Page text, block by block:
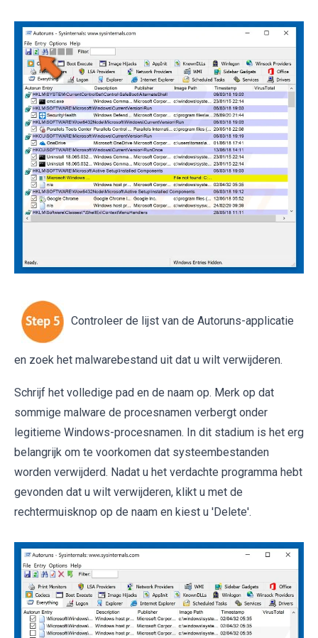
Controleer de lijst van de Autoruns-applicatie
en zoek het malwarebestand uit dat u wilt verwijderen.
Schrijf het volledige pad en de naam op. Merk op dat
sommige malware de procesnamen verbergt onder
legitieme Windows-procesnamen. In dit stadium is het erg
belangrijk om te voorkomen dat systeembestanden
worden verwijderd. Nadat u het verdachte programma hebt
gevonden dat u wilt verwijderen, klikt u met de
rechtermuisknop op de naam en kiest u 'Delete'.